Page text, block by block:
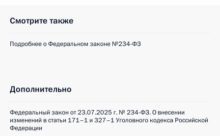
Смотрите также
Подробнее о Федеральном законе №234-ФЗ
Дополнительно
Федеральный закон от 23.07.2025 г. № 234-ФЗ. О внесении
изменений в статьи 171–1 и 327–1 Уголовного кодекса Российской
Федерации